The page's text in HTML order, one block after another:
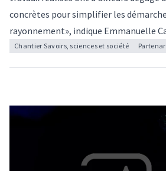
concrètes pour simplifier les
rayonnement», indique Emmanuelle
Chantier Savoirs, sciences et société